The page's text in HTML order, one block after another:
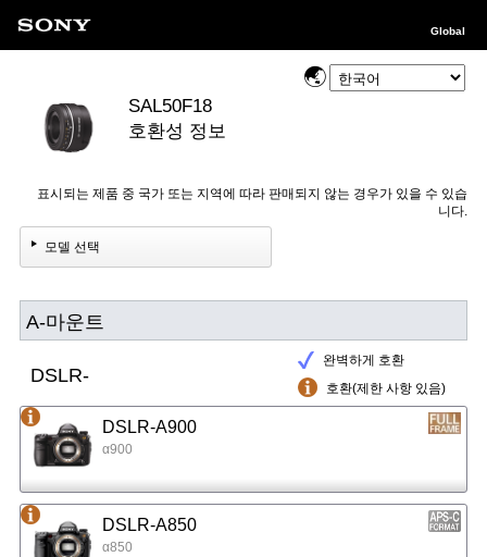
Global
SAL50F18
호환성 정보
표시되는 제품 중 국가 또는 지역에 따라 판매되지 않는 경우가 있을 수 있습
니다.
모델 선택
A-마운트
완벽하게 호환
호환(제한 사항 있음)
DSLR-
DSLR-A900
α900
DSLR-A850
α850